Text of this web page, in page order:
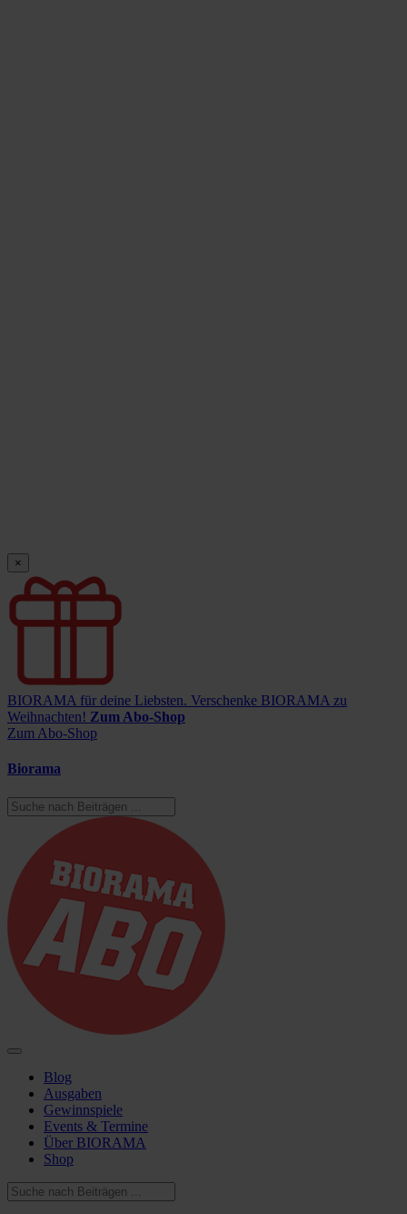
×
BIORAMA für deine Liebsten. Verschenke BIORAMA zu
Weihnachten! Zum Abo-Shop
Zum Abo-Shop
Biorama
Blog
Ausgaben
Gewinnspiele
Events & Termine
Über BIORAMA
Shop